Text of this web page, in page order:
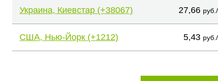
Украина, Киевстар (+38067) 27,66
США, Нью-Йорк (+1212) 5,43